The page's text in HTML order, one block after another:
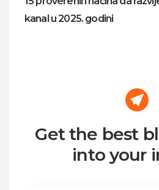
kanal u 2025. godini
Get the best
into your